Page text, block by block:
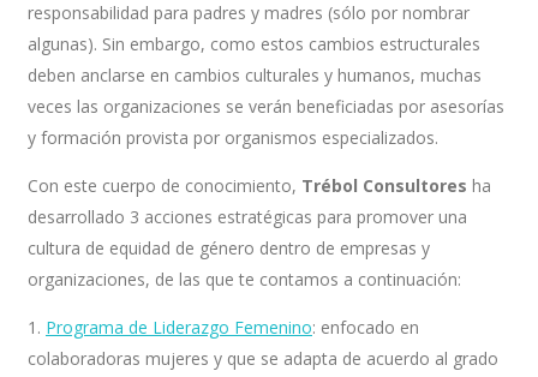
responsabilidad para padres y madres (sólo por nombrar
algunas). Sin embargo, como estos cambios estructurales
deben anclarse en cambios culturales y humanos, muchas
veces las organizaciones se verán beneficiadas por asesorías
y formación provista por organismos especializados.
Con este cuerpo de conocimiento, Trébol Consultores ha
desarrollado 3 acciones estratégicas para promover una
cultura de equidad de género dentro de empresas y
organizaciones, de las que te contamos a continuación:
1. Programa de Liderazgo Femenino: enfocado en
colaboradoras mujeres y que se adapta de acuerdo al grado